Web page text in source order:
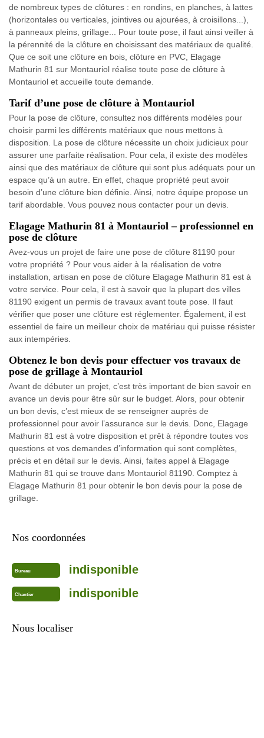
de nombreux types de clôtures : en rondins, en planches, à lattes
(horizontales ou verticales, jointives ou ajourées, à croisillons...),
à panneaux pleins, grillage... Pour toute pose, il faut ainsi veiller à
la pérennité de la clôture en choisissant des matériaux de qualité.
Que ce soit une clôture en bois, clôture en PVC, Elagage
Mathurin 81 sur Montauriol réalise toute pose de clôture à
Montauriol et accueille toute demande.
Tarif d’une pose de clôture à Montauriol
Pour la pose de clôture, consultez nos différents modèles pour
choisir parmi les différents matériaux que nous mettons à
disposition. La pose de clôture nécessite un choix judicieux pour
assurer une parfaite réalisation. Pour cela, il existe des modèles
ainsi que des matériaux de clôture qui sont plus adéquats pour un
espace qu’à un autre. En effet, chaque propriété peut avoir
besoin d’une clôture bien définie. Ainsi, notre équipe propose un
tarif abordable. Vous pouvez nous contacter pour un devis.
Elagage Mathurin 81 à Montauriol – professionnel en
pose de clôture
Avez-vous un projet de faire une pose de clôture 81190 pour
votre propriété ? Pour vous aider à la réalisation de votre
installation, artisan en pose de clôture Elagage Mathurin 81 est à
votre service. Pour cela, il est à savoir que la plupart des villes
81190 exigent un permis de travaux avant toute pose. Il faut
vérifier que poser une clôture est réglementer. Également, il est
essentiel de faire un meilleur choix de matériau qui puisse résister
aux intempéries.
Obtenez le bon devis pour effectuer vos travaux de
pose de grillage à Montauriol
Avant de débuter un projet, c’est très important de bien savoir en
avance un devis pour être sûr sur le budget. Alors, pour obtenir
un bon devis, c’est mieux de se renseigner auprès de
professionnel pour avoir l’assurance sur le devis. Donc, Elagage
Mathurin 81 est à votre disposition et prêt à répondre toutes vos
questions et vos demandes d’information qui sont complètes,
précis et en détail sur le devis. Ainsi, faites appel à Elagage
Mathurin 81 qui se trouve dans Montauriol 81190. Comptez à
Elagage Mathurin 81 pour obtenir le bon devis pour la pose de
grillage.
Nos coordonnées
Bureau indisponible
Chantier indisponible
Nous localiser